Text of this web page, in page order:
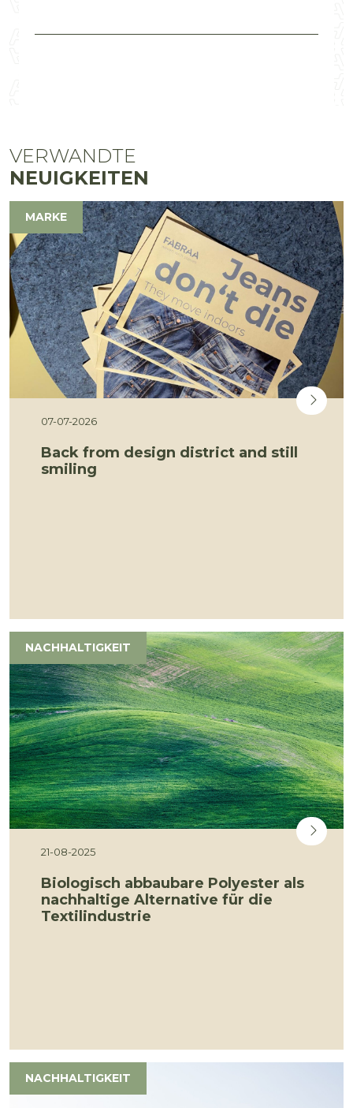
VERWANDTE
NEUIGKEITEN
MARKE
07-07-2026
Back from design district and still
smiling
NACHHALTIGKEIT
21-08-2025
Biologisch abbaubare Polyester als
nachhaltige Alternative für die
Textilindustrie
NACHHALTIGKEIT